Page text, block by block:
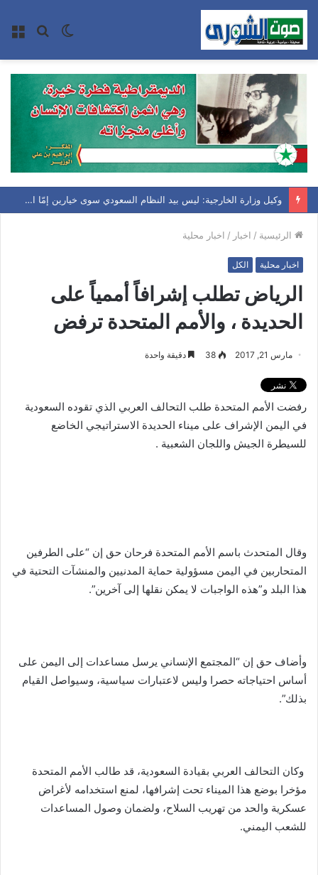
بحث الوضع
وكيل وزارة الخارجية: ليس بيد النظام السعودي سوى خيارين إمّا التصعيد وما يترتب عليه من كلفة باهظة أو الاعتراف بحقوق الشعب اليمني
الرئيسية / اخبار / اخبار محلية
اخبار محلية الكل
الرياض تطلب إشرافاً أممياً على
الحديدة ، والأمم المتحدة ترفض
مارس 21, 2017 38 دقيقة واحدة
رفضت الأمم المتحدة طلب التحالف العربي الذي تقوده السعودية
في اليمن الإشراف على ميناء الحديدة الاستراتيجي الخاضع
للسيطرة الجيش واللجان الشعبية .
وقال المتحدث باسم الأمم المتحدة فرحان حق إن “على الطرفين
المتحاربين في اليمن مسؤولية حماية المدنيين والمنشآت التحتية في
هذا البلد و”هذه الواجبات لا يمكن نقلها إلى آخرين”.
وأضاف حق إن “المجتمع الإنساني يرسل مساعدات إلى اليمن على
أساس احتياجاته حصرا وليس لاعتبارات سياسية، وسيواصل القيام
بذلك”.
وكان التحالف العربي بقيادة السعودية، قد طالب الأمم المتحدة
مؤخرا بوضع هذا الميناء تحت إشرافها، لمنع استخدامه لأغراض
عسكرية والحد من تهريب السلاح، ولضمان وصول المساعدات
للشعب اليمني.